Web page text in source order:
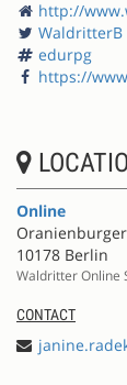
http://
WaldritterB
edurpg
https://
Online
10178 Berlin
Waldritter Online
CONTACT